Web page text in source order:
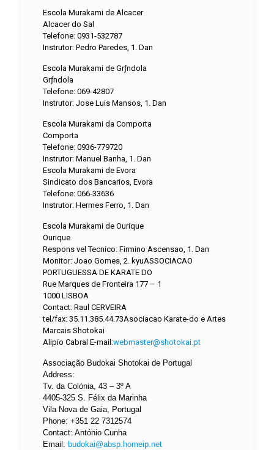
Escola Murakami de Alcacer
Alcacer do Sal
Telefone: 0931-532787
Instrutor: Pedro Paredes, 1. Dan
Escola Murakami de Grƒndola
Grƒndola
Telefone: 069-42807
Instrutor: Jose Luis Mansos, 1. Dan
Escola Murakami da Comporta
Comporta
Telefone: 0936-779720
Instrutor: Manuel Banha, 1. Dan
Escola Murakami de Evora
Sindicato dos Bancarios, Evora
Telefone: 066-33636
Instrutor: Hermes Ferro, 1. Dan
Escola Murakami de Ourique
Ourique
Respons vel Tecnico: Firmino Ascensao, 1. Dan
Monitor: Joao Gomes, 2. kyuASSOCIACAO
PORTUGUESSA DE KARATE DO
Rue Marques de Fronteira 177 – 1
1000 LISBOA
Contact: Raul CERVEIRA
tel/fax: 35.11.385.44.73Asociacao Karate-do e Artes
Marcais Shotokai
Alipio Cabral E-mail:webmaster@shotokai.pt
Associação Budokai Shotokai de Portugal
Address:
Tv. da Colónia, 43 – 3º A
4405-325 S. Félix da Marinha
Vila Nova de Gaia, Portugal
Phone: +351 22 7312574
Contact: António Cunha
Email: budokai@absp.homeip.net